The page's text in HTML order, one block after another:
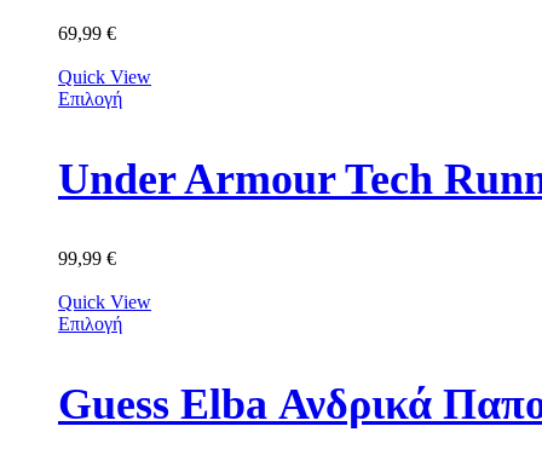
69,99 €
Quick View
Επιλογή
Under Armour Tech
99,99 €
Quick View
Επιλογή
Guess Elba Ανδρικά